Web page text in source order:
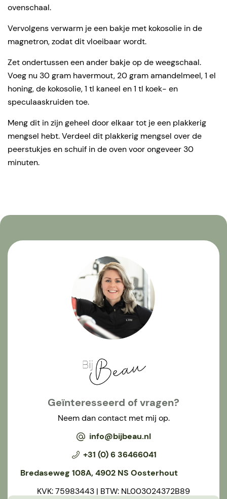
ovenschaal.
Vervolgens verwarm je een bakje met kokosolie in de
magnetron, zodat dit vloeibaar wordt.
Zet ondertussen een ander bakje op de weegschaal.
Voeg nu 30 gram havermout, 20 gram amandelmeel, 1 el
honing, de kokosolie, 1 tl kaneel en 1 tl koek- en
speculaaskruiden toe.
Meng dit in zijn geheel door elkaar tot je een plakkerig
mengsel hebt. Verdeel dit plakkerig mengsel over de
peerstukjes en schuif in de oven voor ongeveer 30
minuten.
Geïnteresseerd of vragen?
Neem dan contact met mij op.
info@bijbeau.nl
+31 (0) 6 36466041
Bredaseweg 108A, 4902 NS Oosterhout
KVK: 75983443 | BTW: NL003024372B89